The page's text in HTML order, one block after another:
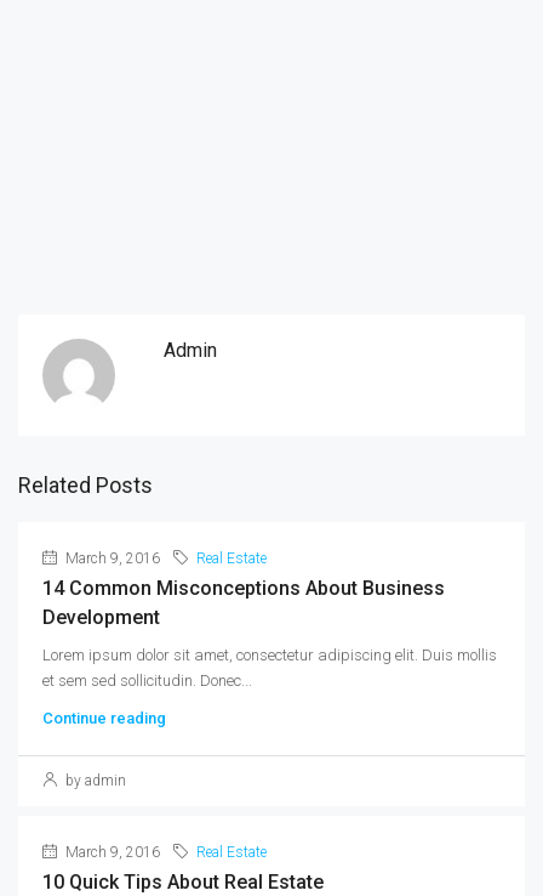
Admin
Related Posts
March 9, 2016 Real Estate
14 Common Misconceptions About Business
Development
Lorem ipsum dolor sit amet, consectetur adipiscing elit. Duis mollis
et sem sed sollicitudin. Donec...
Continue reading
by admin
March 9, 2016 Real Estate
10 Quick Tips About Real Estate